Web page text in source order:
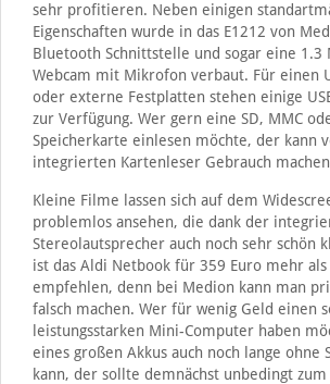
sehr profitieren. Neben einigen
Eigenschaften wurde in das E1212 von
Bluetooth Schnittstelle und sogar eine 1.3
Webcam mit Mikrofon verbaut. Für einen
oder externe Festplatten stehen einige
zur Verfügung. Wer gern eine SD, MMC
Speicherkarte einlesen möchte, der kann
integrierten Kartenleser Gebrauch
Kleine Filme lassen sich auf dem
problemlos ansehen, die dank der
Stereolautsprecher auch noch sehr schön
ist das Aldi Netbook für 359 Euro mehr als
empfehlen, denn bei Medion kann man
falsch machen. Wer für wenig Geld einen
leistungsstarken Mini-Computer haben
eines großen Akkus auch noch lange ohne
kann, der sollte demnächst unbedingt